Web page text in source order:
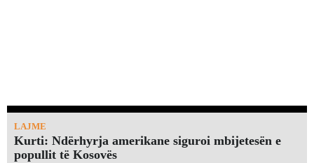
LAJME
Kurti: Ndërhyrja amerikane siguroi mbijetesën e
popullit të Kosovës